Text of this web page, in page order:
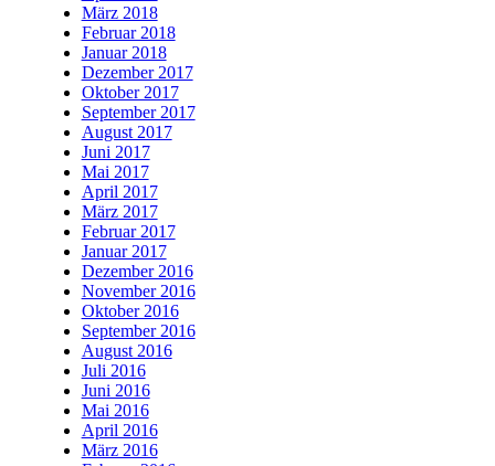
März 2018
Februar 2018
Januar 2018
Dezember 2017
Oktober 2017
September 2017
August 2017
Juni 2017
Mai 2017
April 2017
März 2017
Februar 2017
Januar 2017
Dezember 2016
November 2016
Oktober 2016
September 2016
August 2016
Juli 2016
Juni 2016
Mai 2016
April 2016
März 2016